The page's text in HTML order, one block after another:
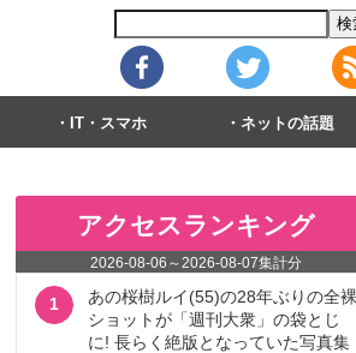
IT・スマホ ネットの話題
アクセスランキング
2026-08-06 ～2026-08-07集計分
1
あの桜樹ルイ(55)の28年ぶりの全裸
ショットが「週刊大衆」の袋とじ
に! 長らく絶版となっていた写真集